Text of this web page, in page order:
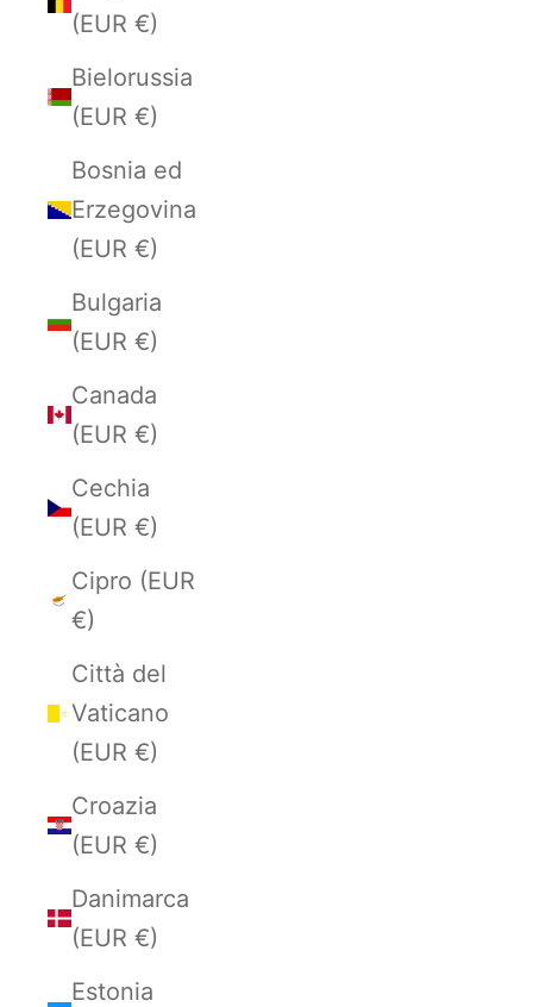
(EUR €)
Bielorussia
(EUR €)
Bosnia ed
Erzegovina
(EUR €)
Bulgaria
(EUR €)
Canada
(EUR €)
Cechia
(EUR €)
Cipro (EUR
€)
Città del
Vaticano
(EUR €)
Croazia
(EUR €)
Danimarca
(EUR €)
Estonia